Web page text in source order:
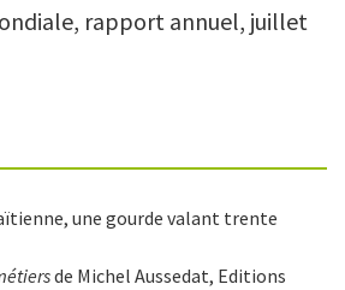
rapport annuel, juillet
une gourde valant trente
de Michel Aussedat, Editions